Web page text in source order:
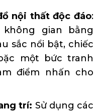
nội thất độc đáo:
gian bằng
sắc nổi bật, chiếc
một bức tranh
điểm nhấn cho
trí: Sử dụng các